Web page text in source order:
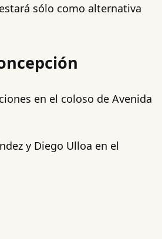
sólo como alternativa
en el coloso de Avenida
y Diego Ulloa en el